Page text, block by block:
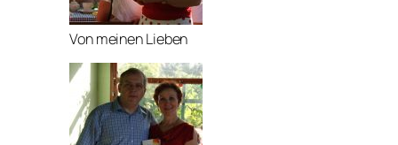
Von meinen Lieben